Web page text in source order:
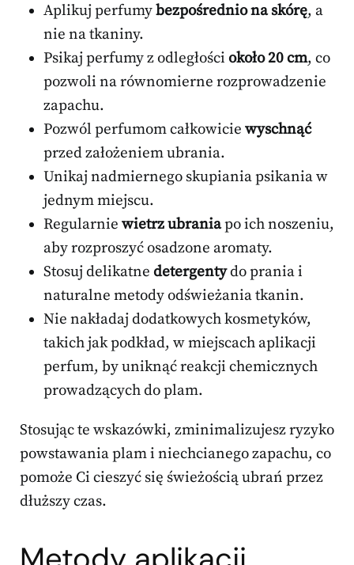
Aplikuj perfumybezpośrednio na skórę, a
nie na tkaniny.
Psikaj perfumy z odległości około 20 cm, co
pozwoli na równomierne rozprowadzenie
zapachu.
Pozwól perfumom całkowicie wyschnąć
przed założeniem ubrania.
Unikaj nadmiernego skupiania psikania w
jednym miejscu.
Regularnie wietrz ubraniapo ich noszeniu,
aby rozproszyć osadzone aromaty.
Stosuj delikatne detergentydo prania i
naturalne metody odświeżania tkanin.
Nie nakładaj dodatkowych kosmetyków,
takich jak podkład, w miejscach aplikacji
perfum, by uniknąć reakcji chemicznych
prowadzących do plam.
Stosując te wskazówki, zminimalizujesz ryzyko
powstawania plam i niechcianego zapachu, co
pomoże Ci cieszyć się świeżością ubrań przez
dłuższy czas.